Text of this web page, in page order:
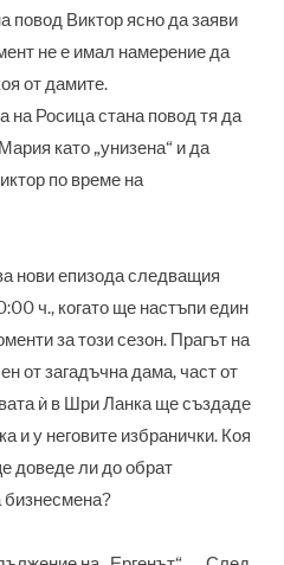
повод Виктор ясно да заяви
не е имал намерение да
от дамите.
на Росица стана повод тя да
като „унизена“ и да
по време на
нови епизода следващия
ч., когато ще настъпи един
за този сезон. Прагът на
от загадъчна дама, част от
ѝ в Шри Ланка ще създаде
и у неговите избранички. Коя
доведе ли до обрат
бизнесмена?